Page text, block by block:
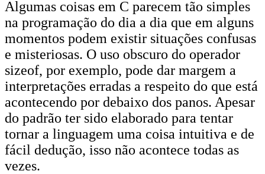
Algumas coisas em C parecem tão simples
na programação do dia a dia que em alguns
momentos podem existir situações confusas
e misteriosas. O uso obscuro do operador
sizeof, por exemplo, pode dar margem a
interpretações erradas a respeito do que está
acontecendo por debaixo dos panos. Apesar
do padrão ter sido elaborado para tentar
tornar a linguagem uma coisa intuitiva e de
fácil dedução, isso não acontece todas as
vezes.